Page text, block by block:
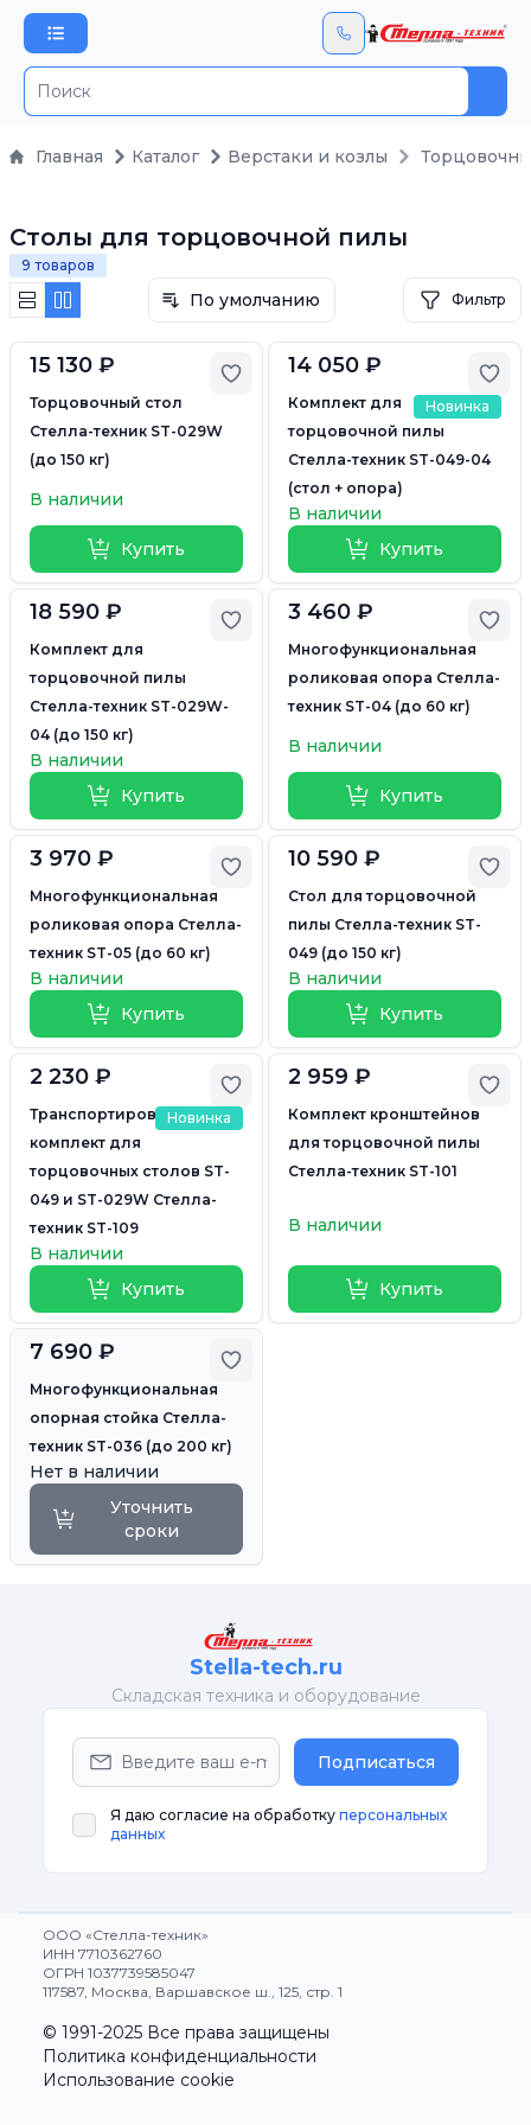
Главная Каталог Верстаки и козлы
Столы для торцовочной пилы
9 товаров
По умолчанию Фильтр
Добавить в избранное
15 130 ₽
Торцовочный стол
Стелла-техник ST-029W
(до 150 кг)
В наличии
Купить
Новинка
14 050 ₽
Комплект для
торцовочной пилы
Стелла-техник ST-049-04
(стол + опора)
В наличии
Купить
Добавить в избранное
18 590 ₽
Комплект для
торцовочной пилы
Стелла-техник ST-029W-
04 (до 150 кг)
В наличии
Купить
3 460 ₽
Многофункциональная
роликовая опора Стелла-
техник ST-04 (до 60 кг)
В наличии
Купить
Добавить в избранное
3 970 ₽
Многофункциональная
роликовая опора Стелла-
техник ST-05 (до 60 кг)
В наличии
Купить
10 590 ₽
Стол для торцовочной
пилы Стелла-техник ST-
049 (до 150 кг)
В наличии
Купить
Добавить в избранное
Новинка
2 230 ₽
Транспортировочный
комплект для
торцовочных столов ST-
049 и ST-029W Стелла-
техник ST-109
В наличии
Купить
2 959 ₽
Комплект кронштейнов
для торцовочной пилы
Стелла-техник ST-101
В наличии
Купить
Добавить в избранное
7 690 ₽
Многофункциональная
опорная стойка Стелла-
техник ST-036 (до 200 кг)
Нет в наличии
Уточнить
сроки
Stella-tech.ru
Cкладская техника и оборудование
Подписаться
Я даю согласие на обработку персональных
данных
ООО «Стелла-техник»
ИНН 7710362760
ОГРН 1037739585047
117587, Москва, Варшавское ш., 125, стр. 1
© 1991-2025 Все права защищены
Политика конфиденциальности
Использование cookie